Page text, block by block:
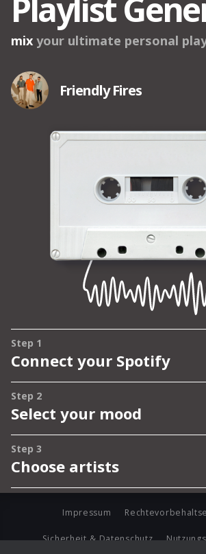
Impressum
Sicherheit & Datenschutz